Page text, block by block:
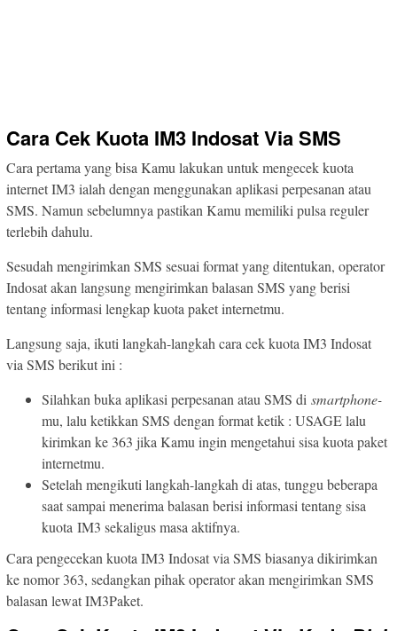
Cara Cek Kuota IM3 Indosat Via SMS
Cara pertama yang bisa Kamu lakukan untuk mengecek kuota
internet IM3 ialah dengan menggunakan aplikasi perpesanan atau
SMS. Namun sebelumnya pastikan Kamu memiliki pulsa reguler
terlebih dahulu.
Sesudah mengirimkan SMS sesuai format yang ditentukan, operator
Indosat akan langsung mengirimkan balasan SMS yang berisi
tentang informasi lengkap kuota paket internetmu.
Langsung saja, ikuti langkah-langkah cara cek kuota IM3 Indosat
via SMS berikut ini :
Silahkan buka aplikasi perpesanan atau SMS di smartphone-
mu, lalu ketikkan SMS dengan format ketik : USAGE lalu
kirimkan ke 363 jika Kamu ingin mengetahui sisa kuota paket
internetmu.
Setelah mengikuti langkah-langkah di atas, tunggu beberapa
saat sampai menerima balasan berisi informasi tentang sisa
kuota IM3 sekaligus masa aktifnya.
Cara pengecekan kuota IM3 Indosat via SMS biasanya dikirimkan
ke nomor 363, sedangkan pihak operator akan mengirimkan SMS
balasan lewat IM3Paket.